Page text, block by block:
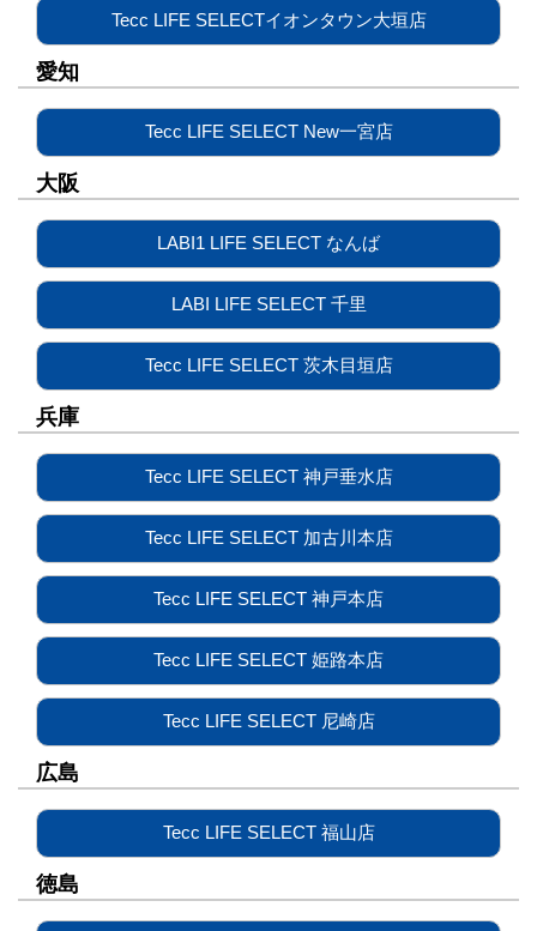
Tecc LIFE SELECTイオンタウン大垣店
愛知
Tecc LIFE SELECT New一宮店
大阪
LABI1 LIFE SELECT なんば
LABI LIFE SELECT 千里
Tecc LIFE SELECT 茨木目垣店
兵庫
Tecc LIFE SELECT 神戸垂水店
Tecc LIFE SELECT 加古川本店
Tecc LIFE SELECT 神戸本店
Tecc LIFE SELECT 姫路本店
Tecc LIFE SELECT 尼崎店
広島
Tecc LIFE SELECT 福山店
徳島